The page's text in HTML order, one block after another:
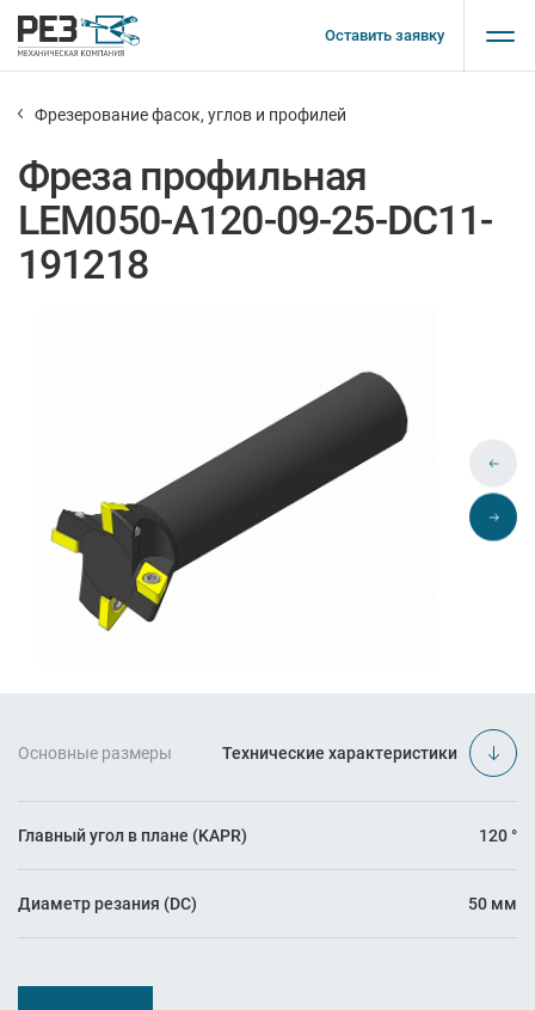
Оставить заявку
Основные размеры Технические характеристики
Главный угол в плане (KAPR) 120 °
Диаметр резания (DC) 50 мм
Фрезерование фасок, углов и профилей
Фреза профильная
LEM050-A120-09-25-DC11-
191218